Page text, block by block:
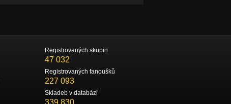
Registrovaných skupin
47 032
Registrovaných fanoušků
227 093
Skladeb v databázi